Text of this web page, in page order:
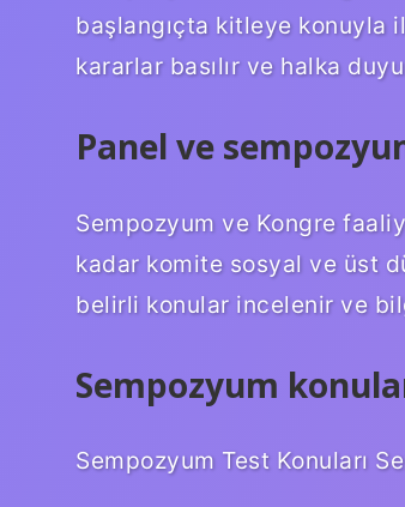
başlangıçta kitleye konuyla
kararlar basılır ve halka
Panel ve
Sempozyum ve Kongre
kadar komite sosyal ve üst
belirli konular incelenir ve
Sempozyum
Sempozyum Test Konuları